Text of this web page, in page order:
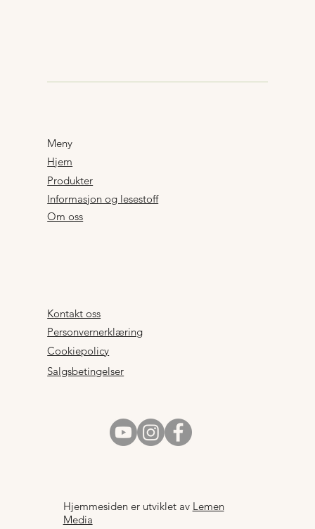
Meny
Hjem
Produkter
Informasjon og lesestoff
Om oss
Kontakt oss
Personvernerklæring
Cookiepolicy
Salgsbetingelser
Hjemmesiden er utviklet av Lemen
Media